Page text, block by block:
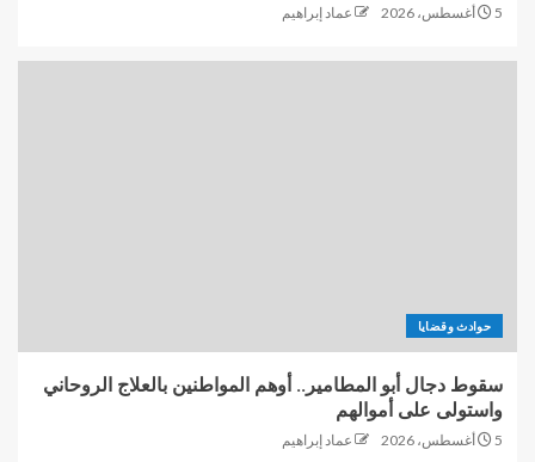
5 أغسطس، 2026 عماد إبراهيم
حوادث وقضايا
سقوط دجال أبو المطامير.. أوهم المواطنين بالعلاج الروحاني
واستولى على أموالهم
5 أغسطس، 2026 عماد إبراهيم